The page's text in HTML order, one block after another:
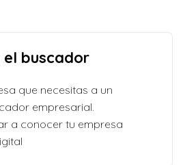
buscador
que necesitas a un
empresarial.
a conocer tu empresa